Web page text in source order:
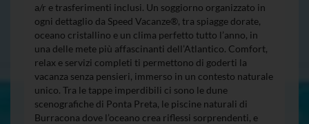
a/r e trasferimenti inclusi. Un soggiorno organizzato in
ogni dettaglio da Speed Vacanze®, tra spiagge dorate,
oceano cristallino e un clima perfetto tutto l’anno, in
una delle mete più affascinanti dell’Atlantico. Comfort,
relax e servizi completi ti permettono di goderti la
vacanza senza pensieri, immerso in un contesto naturale
unico. Tra le tappe imperdibili ci sono le dune
scenografiche di Ponta Preta, le piscine naturali di
Burracona dove l’oceano crea riflessi sorprendenti, e